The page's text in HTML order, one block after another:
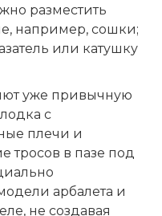
разместить
например, сошки;
или катушку
уже привычную
с
плечи и
тросов в пазе под
арбалета и
не создавая